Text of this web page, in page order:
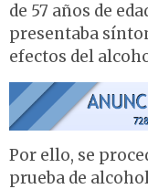
de 57 años de
presentaba
efectos del
Por ello, se
prueba de